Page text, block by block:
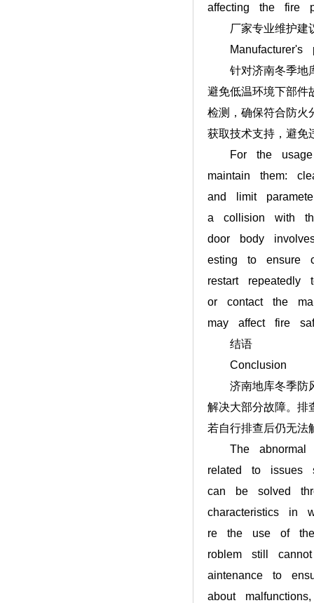
affecting the fire
厂家专业维护建
Manufacturer's
针对济南冬季地库
避免低温环境下部件
检测，确保符合防火
获取技术支持，避免
For the usage
maintain them:
and limit
a collision with
door body
esting to ensure
restart repeatedly
or contact the
may affect fire
结语
Conclusion
济南地库冬季防风
解决大部分故障。排
若自行排查后仍无法
The abnormal
related to issues
can be solved
characteristics in
re the use of the
roblem still
aintenance to
about